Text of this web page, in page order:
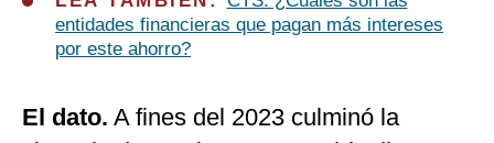
entidades financieras que pagan más intereses
por este ahorro?
El dato. A fines del 2023 culminó la